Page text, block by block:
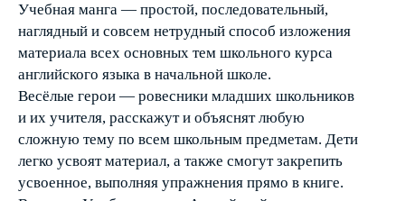
Учебная манга — простой, последовательный,
наглядный и совсем нетрудный способ изложения
материала всех основных тем школьного курса
английского языка в начальной школе.
Весёлые герои — ровесники младших школьников
и их учителя, расскажут и объяснят любую
сложную тему по всем школьным предметам. Дети
легко усвоят материал, а также смогут закрепить
усвоенное, выполняя упражнения прямо в книге.